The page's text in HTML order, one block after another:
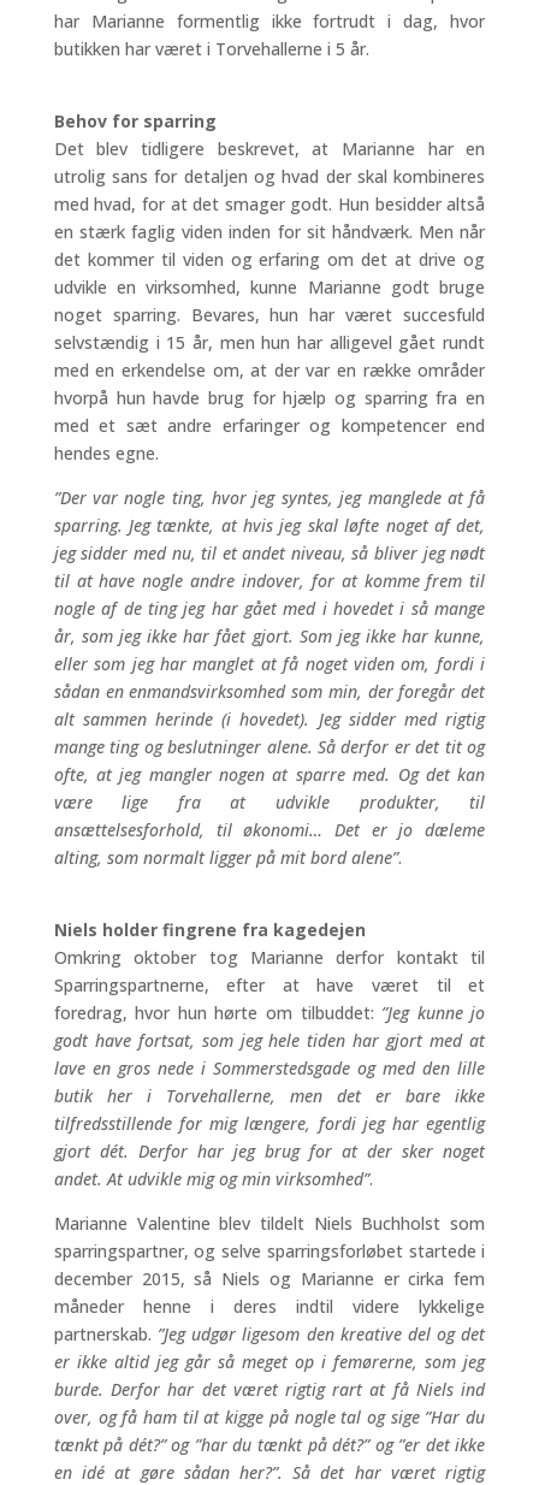
har Marianne formentlig ikke fortrudt i dag, hvor
butikken har været i Torvehallerne i 5 år.
Behov for sparring
Det blev tidligere beskrevet, at Marianne har en
utrolig sans for detaljen og hvad der skal kombineres
med hvad, for at det smager godt. Hun besidder altså
en stærk faglig viden inden for sit håndværk. Men når
det kommer til viden og erfaring om det at drive og
udvikle en virksomhed, kunne Marianne godt bruge
noget sparring. Bevares, hun har været succesfuld
selvstændig i 15 år, men hun har alligevel gået rundt
med en erkendelse om, at der var en række områder
hvorpå hun havde brug for hjælp og sparring fra en
med et sæt andre erfaringer og kompetencer end
hendes egne.
”Der var nogle ting, hvor jeg syntes, jeg manglede at få
sparring. Jeg tænkte, at hvis jeg skal løfte noget af det,
jeg sidder med nu, til et andet niveau, så bliver jeg nødt
til at have nogle andre indover, for at komme frem til
nogle af de ting jeg har gået med i hovedet i så mange
år, som jeg ikke har fået gjort. Som jeg ikke har kunne,
eller som jeg har manglet at få noget viden om, fordi i
sådan en enmandsvirksomhed som min, der foregår det
alt sammen herinde (i hovedet). Jeg sidder med rigtig
mange ting og beslutninger alene. Så derfor er det tit og
ofte, at jeg mangler nogen at sparre med. Og det kan
være lige fra at udvikle produkter, til
ansættelsesforhold, til økonomi… Det er jo dæleme
alting, som normalt ligger på mit bord alene”.
Niels holder fingrene fra kagedejen
Omkring oktober tog Marianne derfor kontakt til
Sparringspartnerne, efter at have været til et
foredrag, hvor hun hørte om tilbuddet: ”Jeg kunne jo
godt have fortsat, som jeg hele tiden har gjort med at
lave en gros nede i Sommerstedsgade og med den lille
butik her i Torvehallerne, men det er bare ikke
tilfredsstillende for mig længere, fordi jeg har egentlig
gjort dét. Derfor har jeg brug for at der sker noget
andet. At udvikle mig og min virksomhed”.
Marianne Valentine blev tildelt Niels Buchholst som
sparringspartner, og selve sparringsforløbet startede i
december 2015, så Niels og Marianne er cirka fem
måneder henne i deres indtil videre lykkelige
partnerskab. ”Jeg udgør ligesom den kreative del og det
er ikke altid jeg går så meget op i femørerne, som jeg
burde. Derfor har det været rigtig rart at få Niels ind
over, og få ham til at kigge på nogle tal og sige ”Har du
tænkt på dét?” og ”har du tænkt på dét?” og ”er det ikke
en idé at gøre sådan her?”. Så det har været rigtig